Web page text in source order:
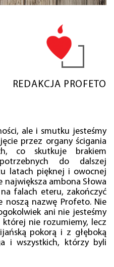
REDAKCJA PROFETO
ale i smutku jesteśmy
przez organy ścigania
co skutkuje brakiem
do dalszej
latach pięknej i owocnej
ambona Słowa
falach eteru, zakończyć
noszą nazwę Profeto. Nie
ani nie jesteśmy
nie rozumiemy, lecz
pokorą i z głęboką
i wszystkich, którzy byli